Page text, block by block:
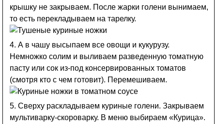
крышку не закрываем. После жарки голени вынимаем,
то есть перекладываем на тарелку.
4. А в чашу высыпаем все овощи и кукурузу.
Немножко солим и выливаем разведенную томатную
пасту или сок из-под консервированных томатов
(смотря кто с чем готовит). Перемешиваем.
5. Сверху раскладываем куриные голени. Закрываем
мультиварку-скороварку. В меню выбираем «Курица».